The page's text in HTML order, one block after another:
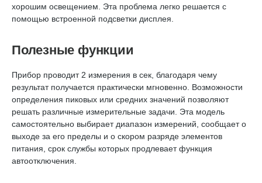
хорошим освещением. Эта проблема легко решается с
помощью встроенной подсветки дисплея.
Полезные функции
Прибор проводит 2 измерения в сек, благодаря чему
результат получается практически мгновенно. Возможности
определения пиковых или средних значений позволяют
решать различные измерительные задачи. Эта модель
самостоятельно выбирает диапазон измерений, сообщает о
выходе за его пределы и о скором разряде элементов
питания, срок службы которых продлевает функция
автоотключения.